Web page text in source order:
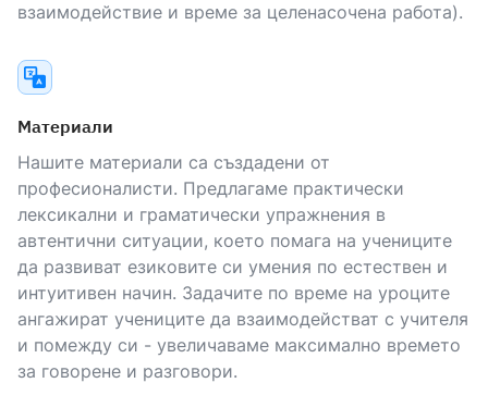
взаимодействие и време за целенасочена работа).
Материали
Нашите материали са създадени от
професионалисти. Предлагаме практически
лексикални и граматически упражнения в
автентични ситуации, което помага на учениците
да развиват езиковите си умения по естествен и
интуитивен начин. Задачите по време на уроците
ангажират учениците да взаимодействат с учителя
и помежду си - увеличаваме максимално времето
за говорене и разговори.